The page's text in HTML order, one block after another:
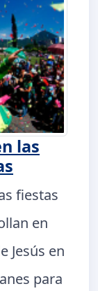
las
fiestas
en
Jesús en
para